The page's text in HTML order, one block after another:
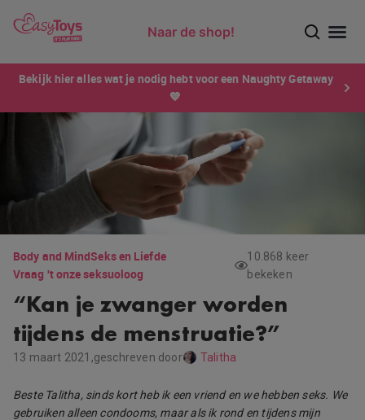
Naar de shop!
Bekijk hier alles wat je nodig hebt voor een Naughty Getaway
💙
Body and MindSeks en Liefde
Vraag 't onze seksuoloog
10.868 keer
bekeken
“Kan je zwanger worden
tijdens de menstruatie?”
13 maart 2021,geschreven door Talitha
Beste Talitha, sinds kort heb ik een vriend en we hebben seks. We
gebruiken alleen condooms, maar als ik rond en tijdens mijn